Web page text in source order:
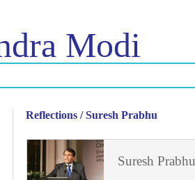
Modi
সংযোজন
প্ৰকাশিত
মন কী বাত
পোনপটীয়া সম্প্ৰচাৰ
Reflections / Suresh Prabhu
Suresh Prabhu